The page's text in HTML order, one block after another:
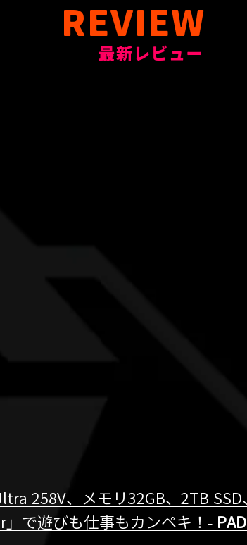
REVIEW
最新レビュー
258V、メモリ32GB、2TB
」で遊びも仕事もカンペキ！-